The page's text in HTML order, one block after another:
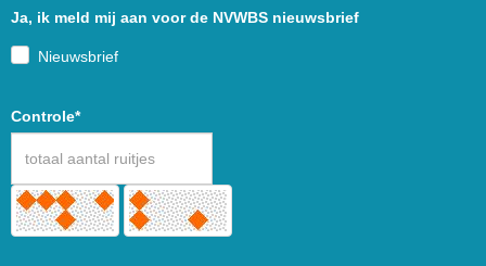
Ja, ik meld mij aan voor de NVWBS nieuwsbrief
Nieuwsbrief
Controle*